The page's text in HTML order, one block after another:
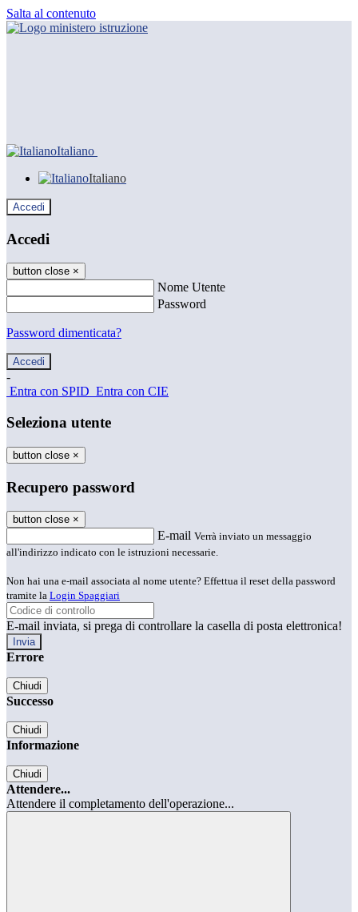
Salta al contenuto
Italiano
Italiano
Accedi
Accedi
button close ×
Nome Utente
Password
Password dimenticata?
-
Entra con SPID Entra con CIE
Seleziona utente
button close ×
Recupero password
button close ×
E-mail Verrà inviato un messaggio
all'indirizzo indicato con le istruzioni necessarie.
Non hai una e-mail associata al nome utente? Effettua il reset della password
tramite la Login Spaggiari
E-mail inviata, si prega di controllare la casella di posta elettronica!
Errore
Chiudi
Successo
Chiudi
Informazione
Chiudi
Attendere...
Attendere il completamento dell'operazione...